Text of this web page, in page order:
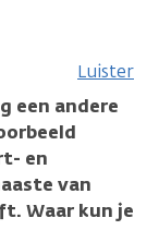
Luister
een andere
en
van
Waar kun je